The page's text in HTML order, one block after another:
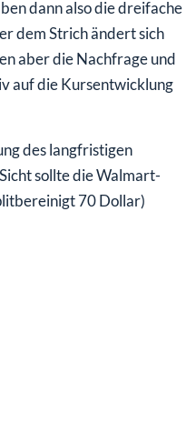
dann also die dreifache
dem Strich ändert sich
aber die Nachfrage und
auf die Kursentwicklung
des langfristigen
sollte die Walmart-
70 Dollar)